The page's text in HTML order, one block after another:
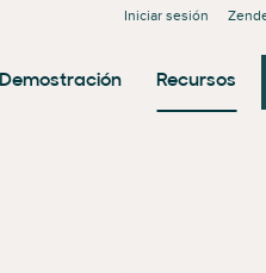
Iniciar sesión
Demostración Recursos